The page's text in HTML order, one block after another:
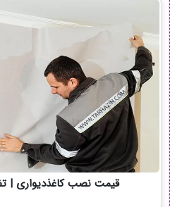
قیمت نصب کاغذدیواری |